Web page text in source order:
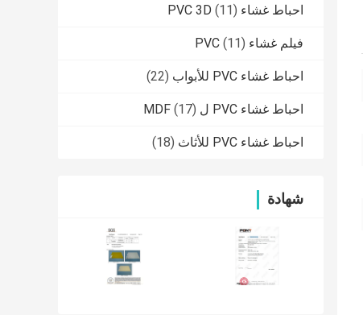
احباط غشاء PVC 3D (11)
فيلم غشاء PVC (11)
احباط غشاء PVC للأبواب (22)
احباط غشاء PVC ل MDF (17)
احباط غشاء PVC للأثاث (18)
شهادة